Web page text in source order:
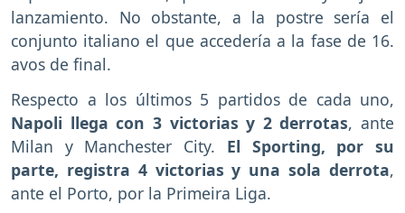
lanzamiento. No obstante, a la postre sería el
conjunto italiano el que accedería a la fase de 16.
avos de final.
Respecto a los últimos 5 partidos de cada uno,
Napoli llega con 3 victorias y 2 derrotas, ante
Milan y Manchester City. El Sporting, por su
parte, registra 4 victorias y una sola derrota,
ante el Porto, por la Primeira Liga.